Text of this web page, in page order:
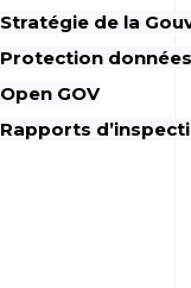
Stratégie de la
Protection
Open GOV
Rapports